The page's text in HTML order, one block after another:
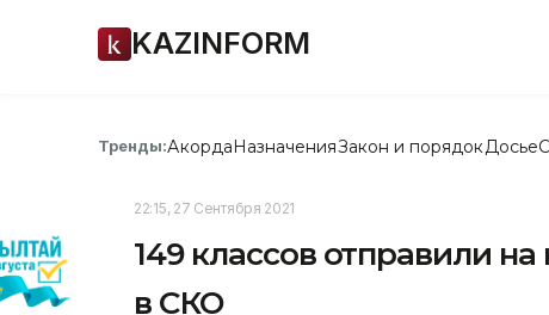
KAZINFORM
Тренды:АкордаНазначенияЗакон и порядок Досье
22:15, 27 Сентября 2021
149 классов отправили
в СКО